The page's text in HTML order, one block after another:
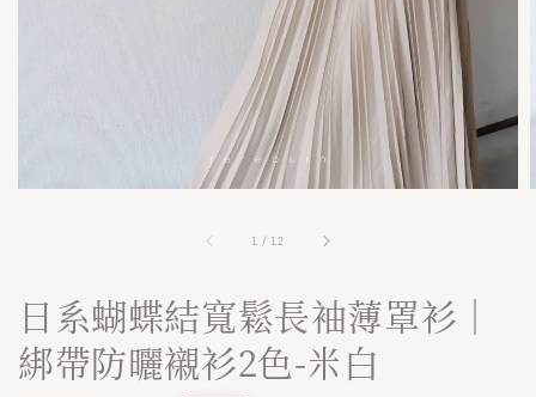
1 / 12
日系蝴蝶結寬鬆長袖薄罩衫｜
綁帶防曬襯衫2色-米白